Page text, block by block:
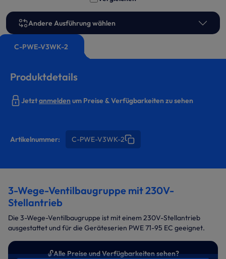
C-PWE-V3WK-2
Andere Ausführung wählen
Produktdetails
Jetztanmeldenum Preise & Verfügbarkeiten zu sehen
Artikelnummer: C-PWE-V3WK-2
3-Wege-Ventilbaugruppe mit 230V-
Stellantrieb
Die 3-Wege-Ventilbaugruppe ist mit einem 230V-Stellantrieb
ausgestattet und für die Geräteserien PWE 71-95 EC geeignet.
🔓Alle Preise und Verfügbarkeiten sehen?